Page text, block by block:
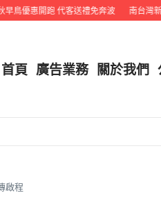
鳥優惠開跑 代客送禮免奔波 南台灣新聞
首頁 廣告業務 關於我們
啟程